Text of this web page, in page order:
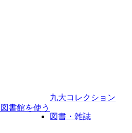
図書館を使う
九大コレクション
図書・雑誌